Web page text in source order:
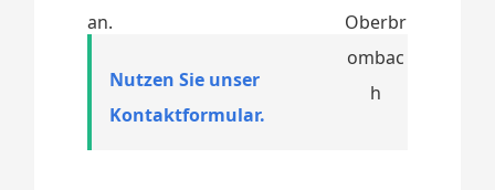
an.
Nutzen Sie unser
Kontaktformular.